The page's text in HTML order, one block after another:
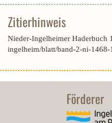
Zitierhinweis
Nieder-Ingelheimer Haderbuch
ingelheim/blatt/band-2-ni-
Förderer